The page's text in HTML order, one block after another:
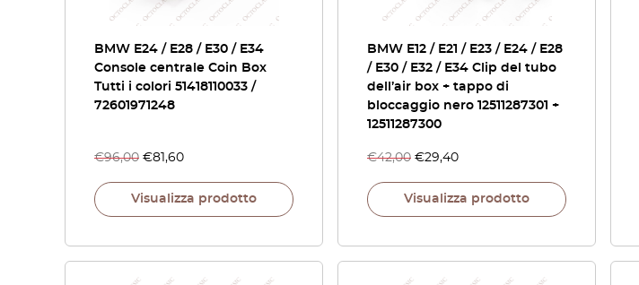
BMW E24 / E28 / E30 / E34
Console centrale Coin Box
Tutti i colori 51418110033 /
72601971248
€96,00 €81,60
Visualizza prodotto
BMW E12 / E21 / E23 / E24 / E28
/ E30 / E32 / E34 Clip del tubo
dell’air box + tappo di
bloccaggio nero 12511287301 +
12511287300
€42,00 €29,40
Visualizza prodotto